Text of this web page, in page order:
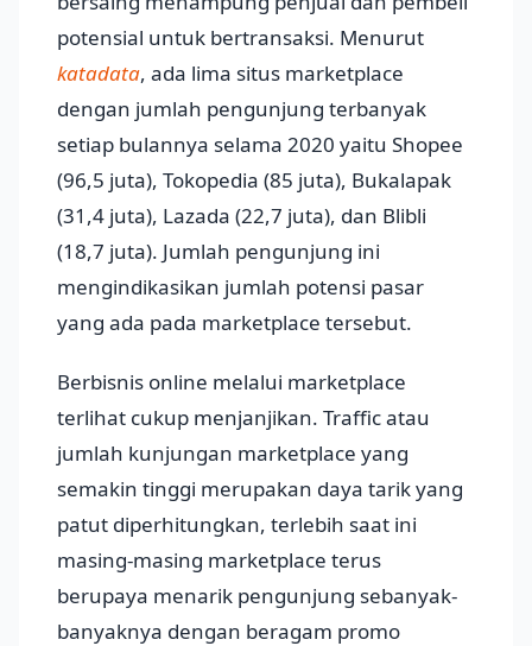
potensial untuk bertransaksi. Menurut
katadata, ada lima situs marketplace
dengan jumlah pengunjung terbanyak
setiap bulannya selama 2020 yaitu Shopee
(96,5 juta), Tokopedia (85 juta), Bukalapak
(31,4 juta), Lazada (22,7 juta), dan Blibli
(18,7 juta). Jumlah pengunjung ini
mengindikasikan jumlah potensi pasar
yang ada pada marketplace tersebut.
Berbisnis online melalui marketplace
terlihat cukup menjanjikan. Traffic atau
jumlah kunjungan marketplace yang
semakin tinggi merupakan daya tarik yang
patut diperhitungkan, terlebih saat ini
masing-masing marketplace terus
berupaya menarik pengunjung sebanyak-
banyaknya dengan beragam promo